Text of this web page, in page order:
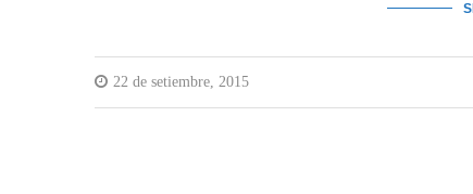
22 de setiembre, 2015